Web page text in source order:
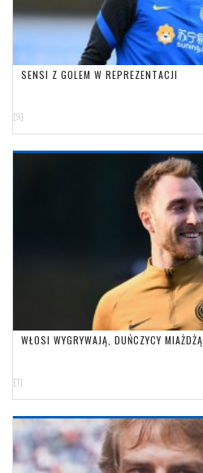
SENSI Z GOLEM W REPREZENTACJI
[9]
WŁOSI WYGRYWAJĄ, DUŃCZYCY MIAŻDŻĄ
[1]